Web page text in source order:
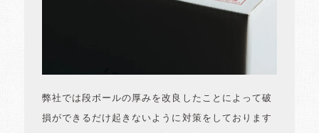
弊社では段ボールの厚みを改良したことによって破
損ができるだけ起きないように対策をしております